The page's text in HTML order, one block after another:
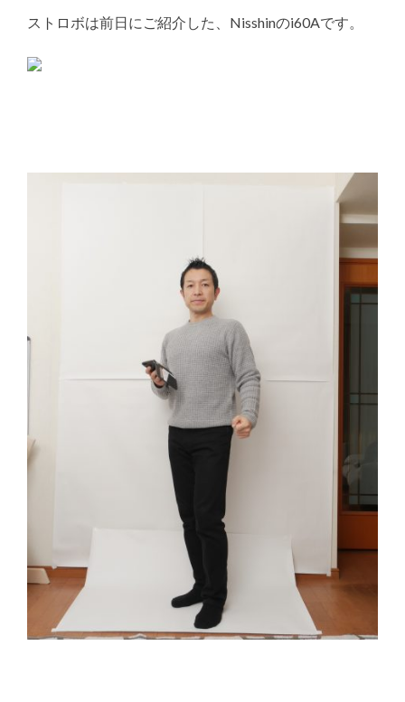
ストロボは前日にご紹介した、Nisshinのi60Aです。